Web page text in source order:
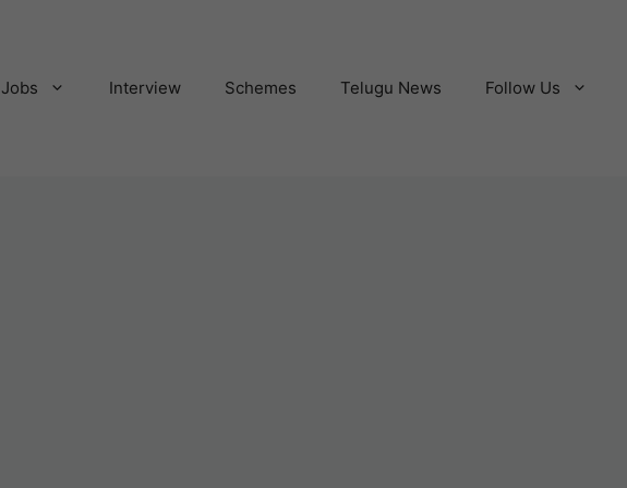
Jobs Interview Schemes Telugu News Follow Us